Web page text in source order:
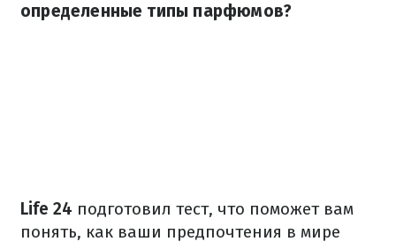
определенные типы парфюмов?
Life 24 подготовил тест, что поможет вам
понять, как ваши предпочтения в мире